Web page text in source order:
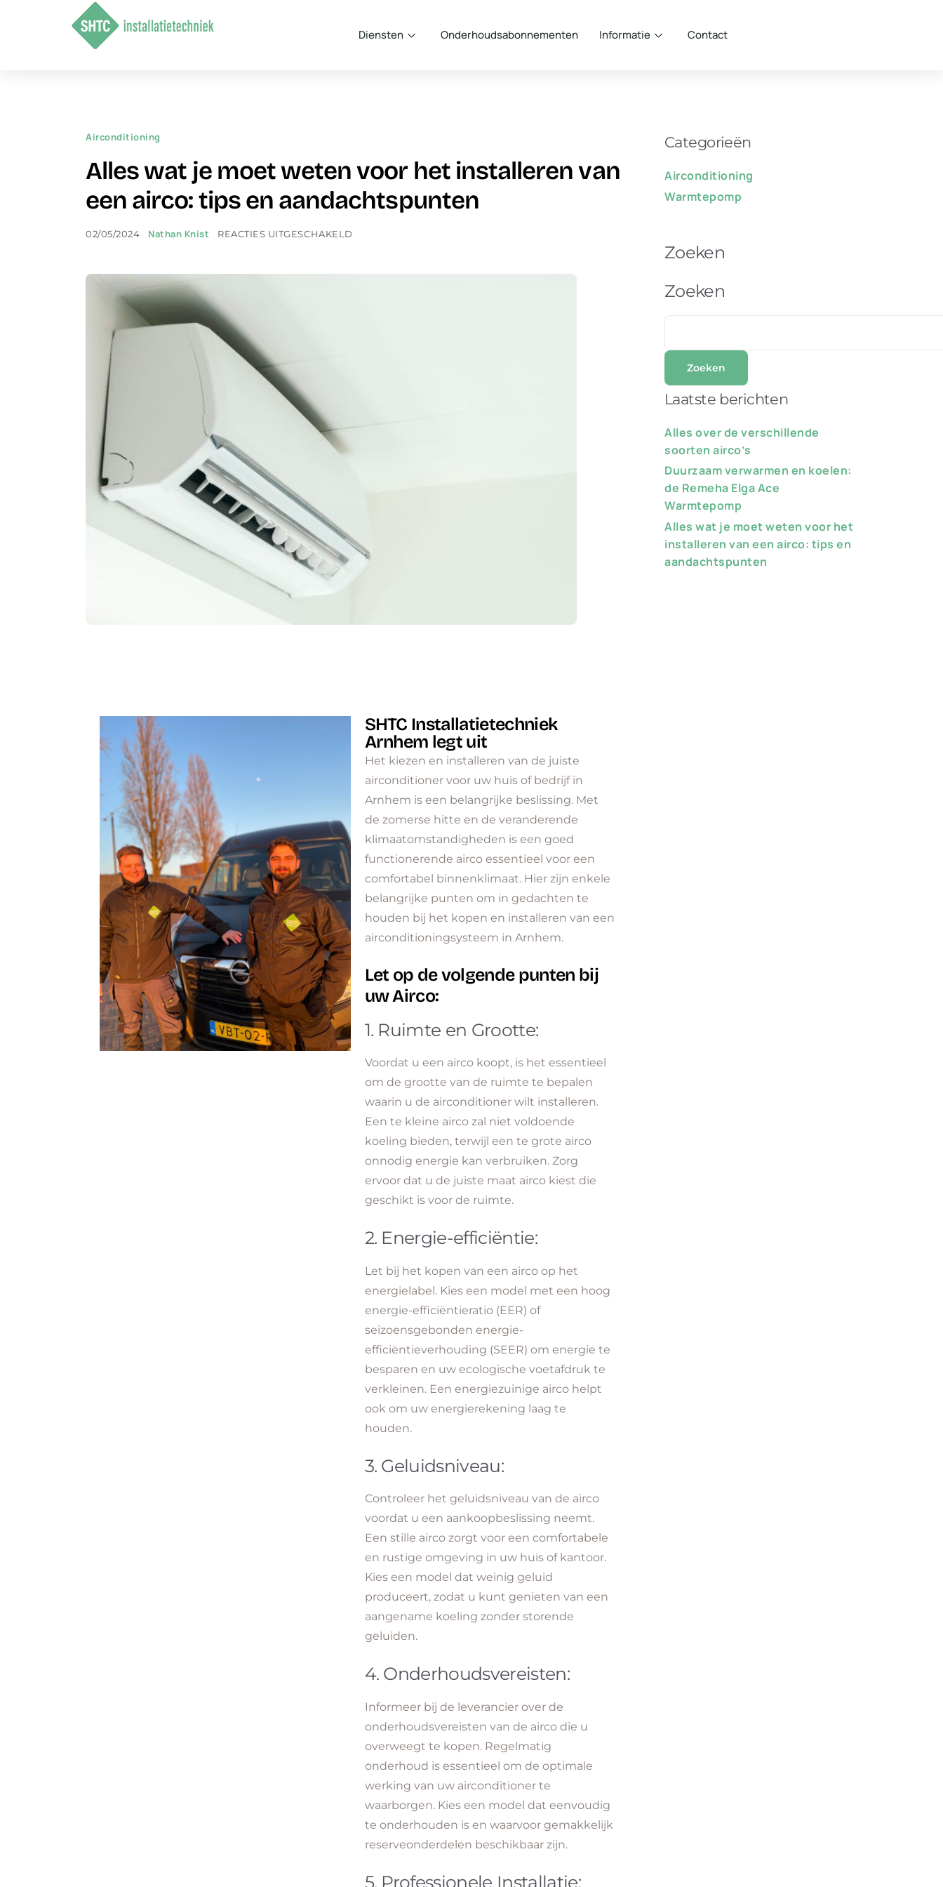
Diensten Onderhoudsabonnementen Informatie Contact
Airconditioning
Alles wat je moet weten voor het installeren van
een airco: tips en aandachtspunten
02/05/2024 Nathan Knist REACTIES UITGESCHAKELD
SHTC Installatietechniek
Arnhem legt uit
Het kiezen en installeren van de juiste
airconditioner voor uw huis of bedrijf in
Arnhem is een belangrijke beslissing. Met
de zomerse hitte en de veranderende
klimaatomstandigheden is een goed
functionerende airco essentieel voor een
comfortabel binnenklimaat. Hier zijn enkele
belangrijke punten om in gedachten te
houden bij het kopen en installeren van een
airconditioningsysteem in Arnhem.
Let op de volgende punten bij
uw Airco:
1. Ruimte en Grootte:
Voordat u een airco koopt, is het essentieel
om de grootte van de ruimte te bepalen
waarin u de airconditioner wilt installeren.
Een te kleine airco zal niet voldoende
koeling bieden, terwijl een te grote airco
onnodig energie kan verbruiken. Zorg
ervoor dat u de juiste maat airco kiest die
geschikt is voor de ruimte.
2. Energie-efficiëntie:
Let bij het kopen van een airco op het
energielabel. Kies een model met een hoog
energie-efficiëntieratio (EER) of
seizoensgebonden energie-
efficiëntieverhouding (SEER) om energie te
besparen en uw ecologische voetafdruk te
verkleinen. Een energiezuinige airco helpt
ook om uw energierekening laag te
houden.
3. Geluidsniveau:
Controleer het geluidsniveau van de airco
voordat u een aankoopbeslissing neemt.
Een stille airco zorgt voor een comfortabele
en rustige omgeving in uw huis of kantoor.
Kies een model dat weinig geluid
produceert, zodat u kunt genieten van een
aangename koeling zonder storende
geluiden.
4. Onderhoudsvereisten:
Informeer bij de leverancier over de
onderhoudsvereisten van de airco die u
overweegt te kopen. Regelmatig
onderhoud is essentieel om de optimale
werking van uw airconditioner te
waarborgen. Kies een model dat eenvoudig
te onderhouden is en waarvoor gemakkelijk
reserveonderdelen beschikbaar zijn.
5. Professionele Installatie:
Categorieën
Airconditioning
Warmtepomp
Zoeken
Zoeken
Zoeken
Laatste berichten
Alles over de verschillende
soorten airco’s
Duurzaam verwarmen en koelen:
de Remeha Elga Ace
Warmtepomp
Alles wat je moet weten voor het
installeren van een airco: tips en
aandachtspunten